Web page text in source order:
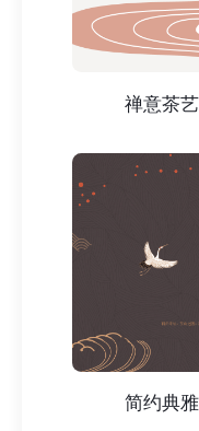
禅意茶
简约典